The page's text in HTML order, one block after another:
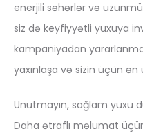
enerjili səhərlər və
siz də keyfiyyətli yuxuya
kampaniyadan
yaxınlaşa və sizin üçün
Unutmayın, sağlam yuxu
Daha ətraflı məlumat